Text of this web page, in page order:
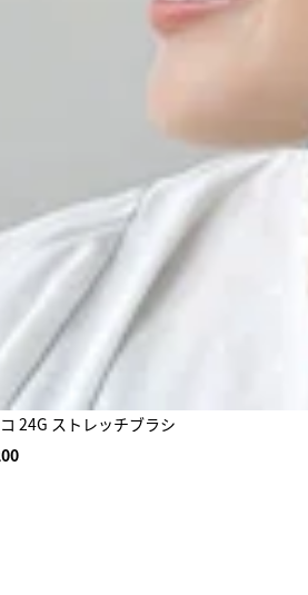
24G ストレッチブラシ